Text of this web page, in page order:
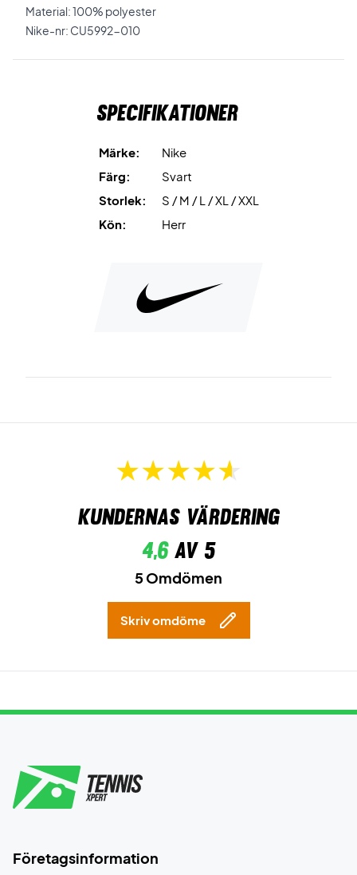
Material: 100% polyester
Nike-nr: CU5992-010
Specifikationer
Märke:
Nike
Färg:
Svart
Storlek:
S / M / L / XL / XXL
Kön:
Herr
Kundernas värdering
4,6av 5
5 Omdömen
Skriv omdöme
Företagsinformation